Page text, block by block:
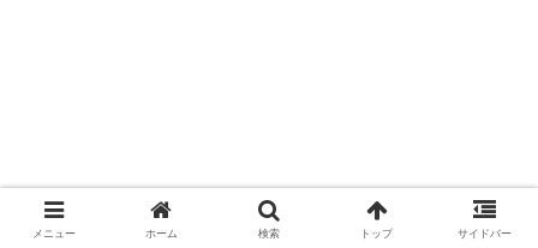
メニュー ホーム 検索 トップ サイドバー